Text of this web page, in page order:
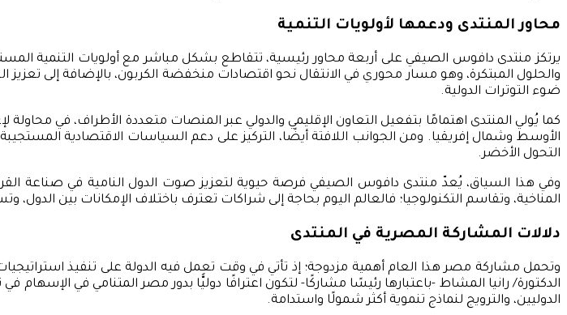
محاور المنتدى ودعمها لأولويات التنمية
يرتكز منتدى دافوس الصيفي على أربعة محاور رئيسية، تتقاطع بشكل مباشر مع أولويات التنمية
والحلول المبتكرة، وهو مسار محوري في الانتقال نحو اقتصادات منخفضة الكربون، بالإضافة إلى تعزيز
ضوء التوترات الدولية.
كما يُولي المنتدى اهتمامًا بتفعيل التعاون الإقليمي والدولي عبر المنصات متعددة الأطراف، في
الأوسط وشمال إفريقيا. ومن الجوانب اللافتة أيضًا، التركيز على دعم السياسات الاقتصادية
التحول الأخضر.
وفي هذا السياق، يُعدّ منتدى دافوس الصيفي فرصة حيوية لتعزيز صوت الدول النامية في صناعة
المناخية، وتقاسم التكنولوجيا؛ فالعالم اليوم بحاجة إلى شراكات تعترف باختلاف الإمكانات بين
دلالات المشاركة المصرية في المنتدى
وتحمل مشاركة مصر هذا العام أهمية مزدوجة؛ إذ تأتي في وقت تعمل فيه الدولة على تنفيذ
الدكتورة/ رانيا المشاط -باعتبارها رئيسًا مشاركًا- لتكون اعترافًا دوليًّا بدور مصر المتنامي في
الدوليين، والترويج لنماذج تنموية أكثر شمولًا واستدامة.